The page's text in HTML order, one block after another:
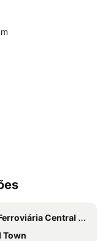
Central de Berna
Town